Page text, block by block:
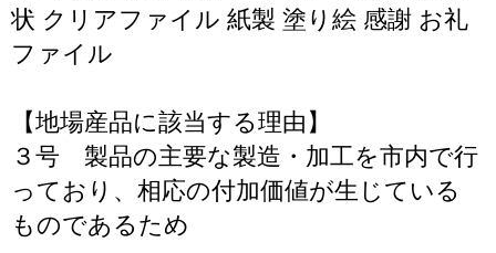
状 クリアファイル 紙製 塗り絵 感謝 お礼
ファイル
【地場産品に該当する理由】
３号 製品の主要な製造・加工を市内で行
っており、相応の付加価値が生じている
ものであるため